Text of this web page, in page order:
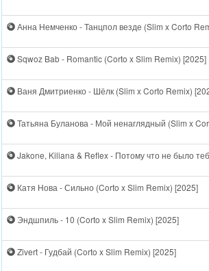
Анна Немченко - Танцпол везде (Slim x Corto
Sqwoz Bab - Romantic (Corto x Slim Remix) [2025]
Ваня Дмитриенко - Шёлк (Slim x Corto Remix)
Татьяна Буланова - Мой ненаглядный (Slim x
Jakone, Kiliana & Reflex - Потому что не было
Катя Нова - Сильно (Corto x Slim Remix) [2025]
Эндшпиль - 10 (Corto x Slim Remix) [2025]
Zivert - Гудбай (Corto x Slim Remix) [2025]